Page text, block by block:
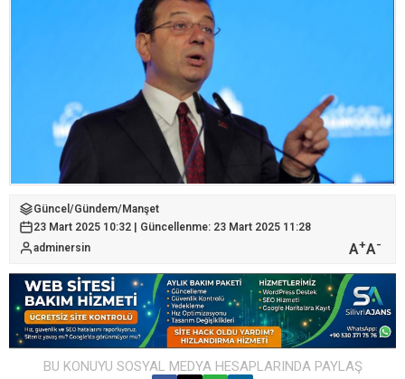
Güncel /Gündem/Manşet
23 Mart 2025 10:32 | Güncellenme: 23 Mart 2025 11:28
adminersin
A+A-
BU KONUYU SOSYAL MEDYA HESAPLARINDA PAYLAŞ